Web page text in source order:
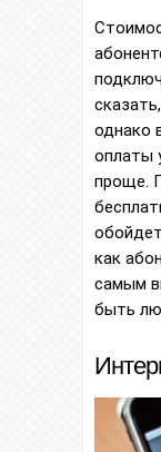
однако
оплаты
проще.
как
самым
быть